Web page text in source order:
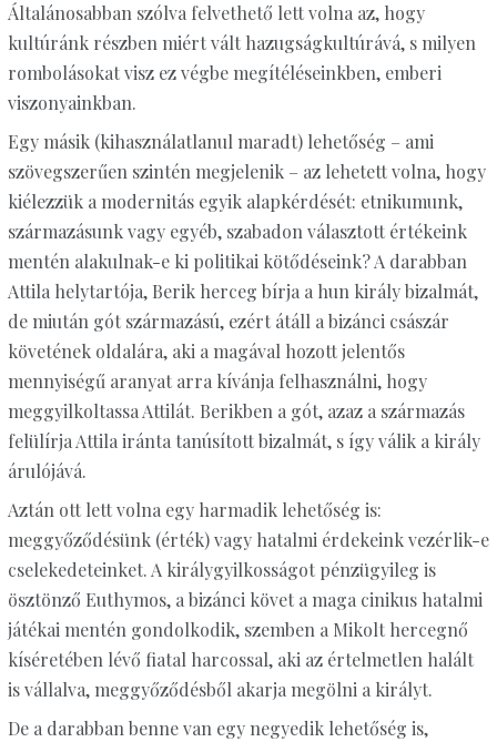
Általánosabban szólva felvethető lett volna az, hogy
kultúránk részben miért vált hazugságkultúrává, s milyen
rombolásokat visz ez végbe megítéléseinkben, emberi
viszonyainkban.
Egy másik (kihasználatlanul maradt) lehetőség – ami
szövegszerűen szintén megjelenik – az lehetett volna, hogy
kiélezzük a modernitás egyik alapkérdését: etnikumunk,
származásunk vagy egyéb, szabadon választott értékeink
mentén alakulnak-e ki politikai kötődéseink? A darabban
Attila helytartója, Berik herceg bírja a hun király bizalmát,
de miután gót származású, ezért átáll a bizánci császár
követének oldalára, aki a magával hozott jelentős
mennyiségű aranyat arra kívánja felhasználni, hogy
meggyilkoltassa Attilát. Berikben a gót, azaz a származás
felülírja Attila iránta tanúsított bizalmát, s így válik a király
árulójává.
Aztán ott lett volna egy harmadik lehetőség is:
meggyőződésünk (érték) vagy hatalmi érdekeink vezérlik-e
cselekedeteinket. A királygyilkosságot pénzügyileg is
ösztönző Euthymos, a bizánci követ a maga cinikus hatalmi
játékai mentén gondolkodik, szemben a Mikolt hercegnő
kíséretében lévő fiatal harcossal, aki az értelmetlen halált
is vállalva, meggyőződésből akarja megölni a királyt.
De a darabban benne van egy negyedik lehetőség is,